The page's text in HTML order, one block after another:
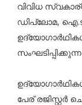
വിവിധ
ഡിപ്ലോമ,
പേര് രജിസ്റ്റർ